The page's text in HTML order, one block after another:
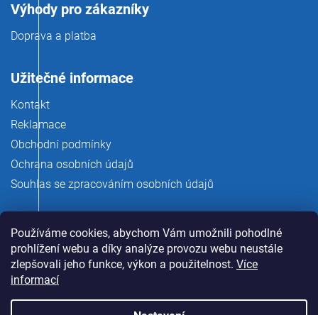
Používáme cookies, abychom Vám umožnili pohodlné
prohlížení webu a díky analýze provozu webu neustále
zlepšovali jeho funkce, výkon a použitelnost. Více
informací
Výhody pro zákazníky
Doprava a platba
Užitečné informace
Kontakt
Reklamace
Obchodní podmínky
Ochrana osobních údajů
Souhlas se zpracováním osobních údajů